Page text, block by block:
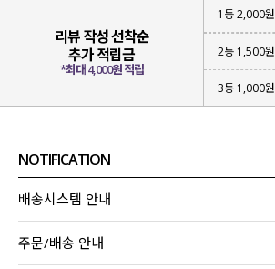
리뷰 작성 선착순
추가 적립금
*최대 4,000원 적립
1등 2,000원
2등 1,500원
3등 1,000원
NOTIFICATION
배송시스템 안내
주문/배송 안내